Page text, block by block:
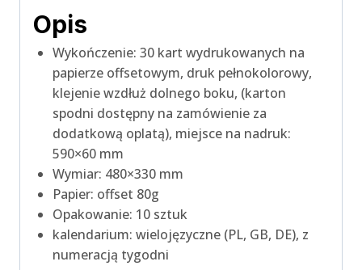
Opis
Wykończenie: 30 kart wydrukowanych na
papierze offsetowym, druk pełnokolorowy,
klejenie wzdłuż dolnego boku, (karton
spodni dostępny na zamówienie za
dodatkową oplatą), miejsce na nadruk:
590×60 mm
Wymiar: 480×330 mm
Papier: offset 80g
Opakowanie: 10 sztuk
kalendarium: wielojęzyczne (PL, GB, DE), z
numeracją tygodni